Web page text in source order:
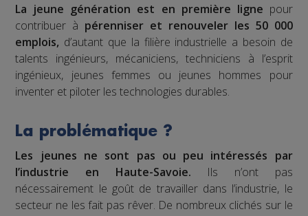
La jeune génération est en première ligne pour
contribuer à pérenniser et renouveler les 50 000
emplois, d’autant que la filière industrielle a besoin de
talents ingénieurs, mécaniciens, techniciens à l’esprit
ingénieux, jeunes femmes ou jeunes hommes pour
inventer et piloter les technologies durables.
La problématique ?
Les jeunes ne sont pas ou peu intéressés par
l’industrie en Haute-Savoie. Ils n’ont pas
nécessairement le goût de travailler dans l’industrie, le
secteur ne les fait pas rêver. De nombreux clichés sur le